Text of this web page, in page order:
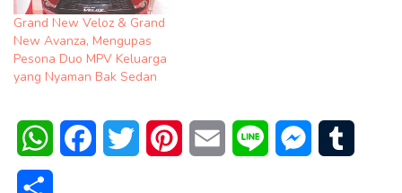
Grand New Veloz & Grand
New Avanza, Mengupas
Pesona Duo MPV Keluarga
yang Nyaman Bak Sedan
WhatsAppFacebookTwitter PinterestEmail Line Messenger